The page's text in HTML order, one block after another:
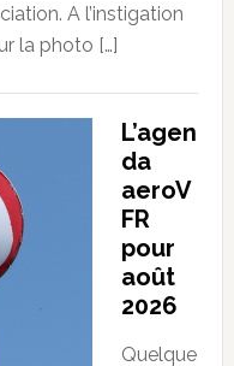
A l’instigation
la photo […]
L’agen
da
aeroV
FR
pour
août
2026
Quelque